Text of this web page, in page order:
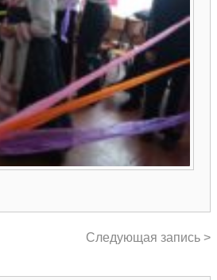
Следующая запись >